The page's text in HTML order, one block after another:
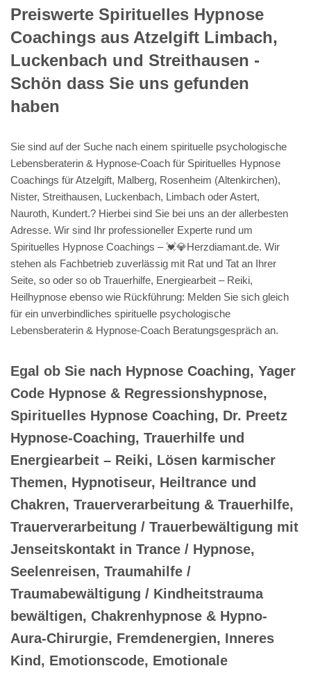
Preiswerte Spirituelles Hypnose
Coachings aus Atzelgift Limbach,
Luckenbach und Streithausen -
Schön dass Sie uns gefunden
haben
Sie sind auf der Suche nach einem spirituelle psychologische
Lebensberaterin & Hypnose-Coach für Spirituelles Hypnose
Coachings für Atzelgift, Malberg, Rosenheim (Altenkirchen),
Nister, Streithausen, Luckenbach, Limbach oder Astert,
Nauroth, Kundert.? Hierbei sind Sie bei uns an der allerbesten
Adresse. Wir sind Ihr professioneller Experte rund um
Spirituelles Hypnose Coachings – 💓️💎Herzdiamant.de. Wir
stehen als Fachbetrieb zuverlässig mit Rat und Tat an Ihrer
Seite, so oder so ob Trauerhilfe, Energiearbeit – Reiki,
Heilhypnose ebenso wie Rückführung: Melden Sie sich gleich
für ein unverbindliches spirituelle psychologische
Lebensberaterin & Hypnose-Coach Beratungsgespräch an.
Egal ob Sie nach Hypnose Coaching, Yager
Code Hypnose & Regressionshypnose,
Spirituelles Hypnose Coaching, Dr. Preetz
Hypnose-Coaching, Trauerhilfe und
Energiearbeit – Reiki, Lösen karmischer
Themen, Hypnotiseur, Heiltrance und
Chakren, Trauerverarbeitung & Trauerhilfe,
Trauerverarbeitung / Trauerbewältigung mit
Jenseitskontakt in Trance / Hypnose,
Seelenreisen, Traumahilfe /
Traumabewältigung / Kindheitstrauma
bewältigen, Chakrenhypnose & Hypno-
Aura-Chirurgie, Fremdenergien, Inneres
Kind, Emotionscode, Emotionale